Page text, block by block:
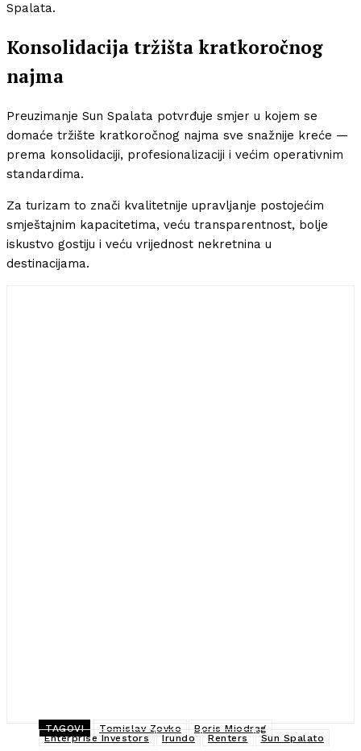
Spalata.
Konsolidacija tržišta kratkoročnog
najma
Preuzimanje Sun Spalata potvrđuje smjer u kojem se
domaće tržište kratkoročnog najma sve snažnije kreće —
prema konsolidaciji, profesionalizaciji i većim operativnim
standardima.
Za turizam to znači kvalitetnije upravljanje postojećim
smještajnim kapacitetima, veću transparentnost, bolje
iskustvo gostiju i veću vrijednost nekretnina u
destinacijama.
TAGOVI Tomislav Zovko
Boris Miodrag
Enterprise Investors
Irundo Renters Sun Spalato